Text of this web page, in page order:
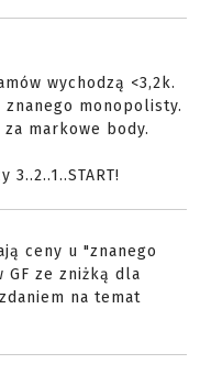
wychodzą <3,2k.
monopolisty.
markowe body.
ceny u "znanego
GF ze zniżką dla
na temat